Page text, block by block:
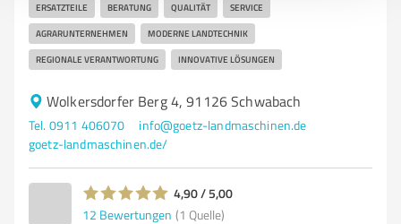
ERSATZTEILE BERATUNG QUALITÄT SERVICE
AGRARUNTERNEHMEN MODERNE LANDTECHNIK
REGIONALE VERANTWORTUNG INNOVATIVE LÖSUNGEN
Wolkersdorfer Berg 4, 91126 Schwabach
Tel. 0911 406070
info@goetz-landmaschinen.de
goetz-landmaschinen.de/
4,90 / 5,00
12 Bewertungen (1 Quelle)